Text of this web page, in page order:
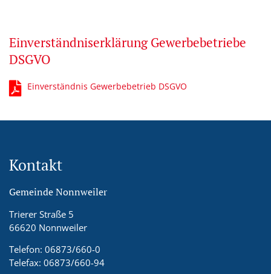
Einverständniserklärung Gewerbebetriebe
DSGVO
Einverständnis Gewerbebetrieb DSGVO
Kontakt
Gemeinde Nonnweiler
Trierer Straße 5
66620 Nonnweiler
Telefon: 06873/660-0
Telefax: 06873/660-94